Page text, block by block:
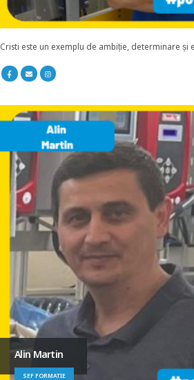
Cristi este un exemplu de ambiție, determinare și
Alin Martin
SEF FORMATIE